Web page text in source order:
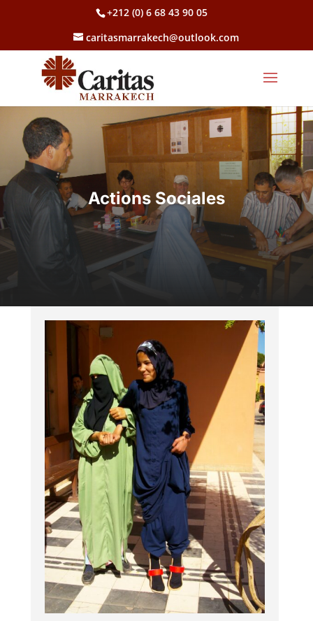
+212 (0) 6 68 43 90 05
caritasmarrakech@outlook.com
Actions Sociales